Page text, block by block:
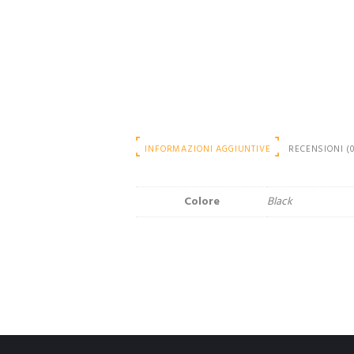
INFORMAZIONI AGGIUNTIVE RECENSIONI
Colore Black